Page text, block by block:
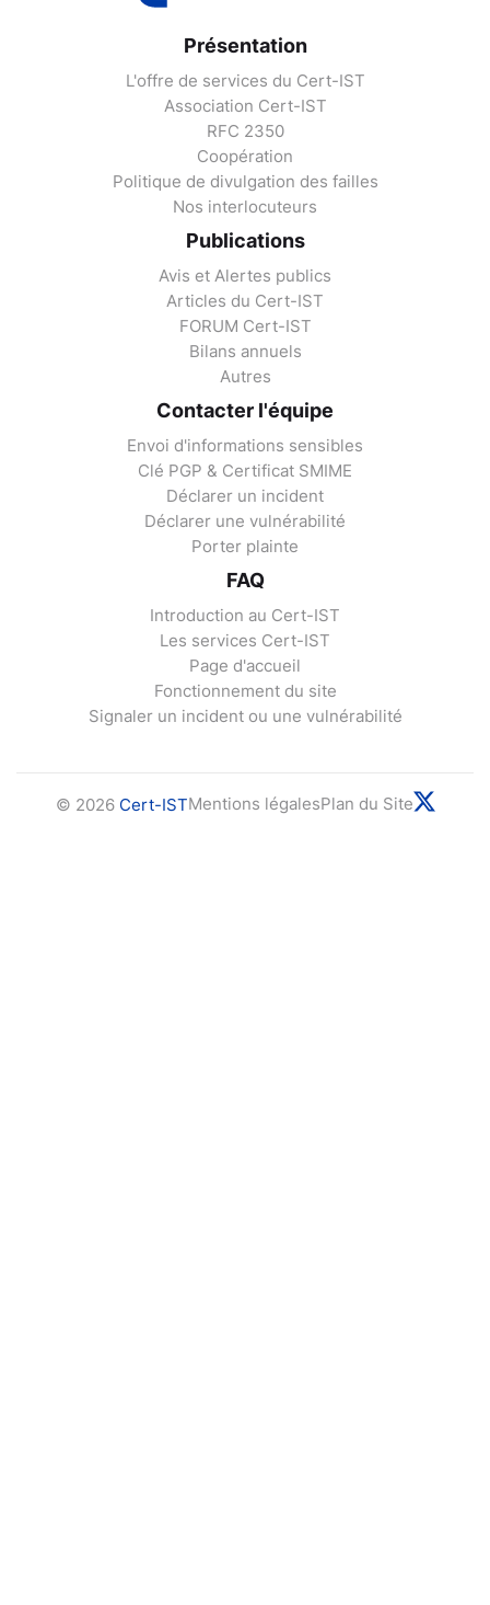
Présentation
L'offre de services du Cert-IST
Association Cert-IST
RFC 2350
Coopération
Politique de divulgation des failles
Nos interlocuteurs
Publications
Avis et Alertes publics
Articles du Cert-IST
FORUM Cert-IST
Bilans annuels
Autres
Contacter l'équipe
Envoi d'informations sensibles
Clé PGP & Certificat SMIME
Déclarer un incident
Déclarer une vulnérabilité
Porter plainte
FAQ
Introduction au Cert-IST
Les services Cert-IST
Page d'accueil
Fonctionnement du site
Signaler un incident ou une vulnérabilité
© 2026 Cert-ISTMentions légalesPlan du Site